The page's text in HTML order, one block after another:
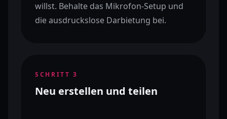
willst. Behalte das Mikrofon-Setup und
die ausdruckslose Darbietung bei.
SCHRITT 3
Neu erstellen und teilen